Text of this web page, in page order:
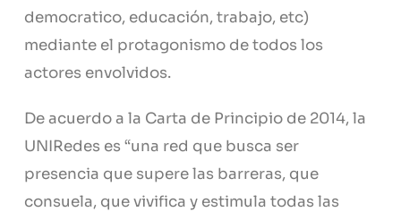
democratico, educación, trabajo, etc)
mediante el protagonismo de todos los
actores envolvidos.
De acuerdo a la Carta de Principio de 2014, la
UNIRedes es “una red que busca ser
presencia que supere las barreras, que
consuela, que vivifica y estimula todas las